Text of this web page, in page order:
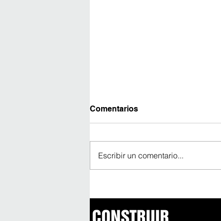
datos y prioriza la
Comentarios
Escribir un comentario...